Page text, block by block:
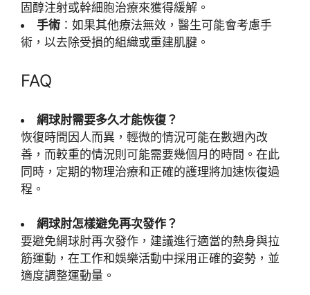
固醇注射或幹細胞治療來獲得緩解。
手術 ：如果其他療法無效，醫生可能會考慮手
術，以去除受損的組織或重建肌腱。
FAQ
網球肘需要多久才能恢復？
恢復時間因人而異，輕微的情況可能在數週內改
善，而較重的情況則可能需要幾個月的時間。在此
同時，定期的物理治療和正確的護理將加速恢復過
程。
網球肘怎樣避免再次發作？
要避免網球肘再次發作，建議進行適當的熱身與拉
筋運動，在工作和娛樂活動中採用正確的姿勢，並
適度調整運動量。